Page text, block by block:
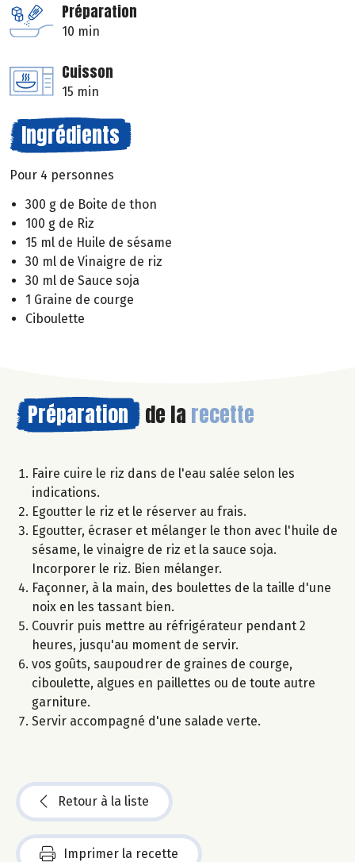
Préparation
10 min
Cuisson
15 min
Ingrédients
Pour 4 personnes
300 g de Boite de thon
100 g de Riz
15 ml de Huile de sésame
30 ml de Vinaigre de riz
30 ml de Sauce soja
1 Graine de courge
Ciboulette
Préparation de la recette
Faire cuire le riz dans de l'eau salée selon les
indications.
Egoutter le riz et le réserver au frais.
Egoutter, écraser et mélanger le thon avec l'huile de
sésame, le vinaigre de riz et la sauce soja.
Incorporer le riz. Bien mélanger.
Façonner, à la main, des boulettes de la taille d'une
noix en les tassant bien.
Couvrir puis mettre au réfrigérateur pendant 2
heures, jusqu'au moment de servir.
vos goûts, saupoudrer de graines de courge,
ciboulette, algues en paillettes ou de toute autre
garniture.
Servir accompagné d'une salade verte.
Retour à la liste
Imprimer la recette